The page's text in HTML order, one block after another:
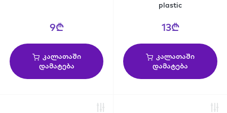
9₾
კალათაში
დამატება
plastic
13₾
კალათაში
დამატება